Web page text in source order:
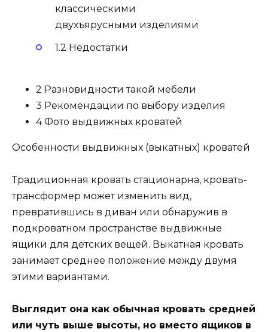
классическими
двухъярусными изделиями
1.2 Недостатки
2 Разновидности такой мебели
3 Рекомендации по выбору изделия
4 Фото выдвижных кроватей
Особенности выдвижных (выкатных) кроватей
Традиционная кровать стационарна, кровать-
трансформер может изменить вид,
превратившись в диван или обнаружив в
подкроватном пространстве выдвижные
ящики для детских вещей. Выкатная кровать
занимает среднее положение между двумя
этими вариантами.
Выглядит она как обычная кровать средней
или чуть выше высоты, но вместо ящиков в